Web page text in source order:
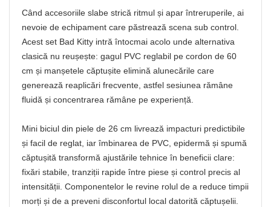
Când accesoriile slabe strică ritmul și apar întreruperile, ai
nevoie de echipament care păstrează scena sub control.
Acest set Bad Kitty intră întocmai acolo unde alternativa
clasică nu reușește: gagul PVC reglabil pe cordon de 60
cm și manșetele căptușite elimină alunecările care
generează reaplicări frecvente, astfel sesiunea rămâne
fluidă și concentrarea rămâne pe experiență.
Mini biciul din piele de 26 cm livrează impacturi predictibile
și facil de reglat, iar îmbinarea de PVC, epidermă și spumă
căptușită transformă ajustările tehnice în beneficii clare:
fixări stabile, tranziții rapide între piese și control precis al
intensității. Componentelor le revine rolul de a reduce timpii
morți și de a preveni disconfortul local datorită căptușelii.